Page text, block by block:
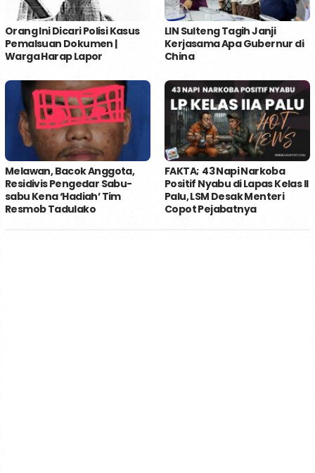
Orang Ini Dicari Polisi Kasus
Pemalsuan Dokumen |
Warga Harap Lapor
LIN Sulteng Tagih Janji
Kerjasama Apa Gubernur di
China
Melawan, Bacok Anggota,
Residivis Pengedar Sabu-
sabu Kena ‘Hadiah’ Tim
Resmob Tadulako
FAKTA; 43 Napi Narkoba
Positif Nyabu di Lapas Kelas II
Palu, LSM Desak Menteri
Copot Pejabatnya